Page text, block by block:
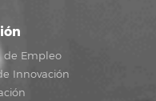
de Empleo
Innovación